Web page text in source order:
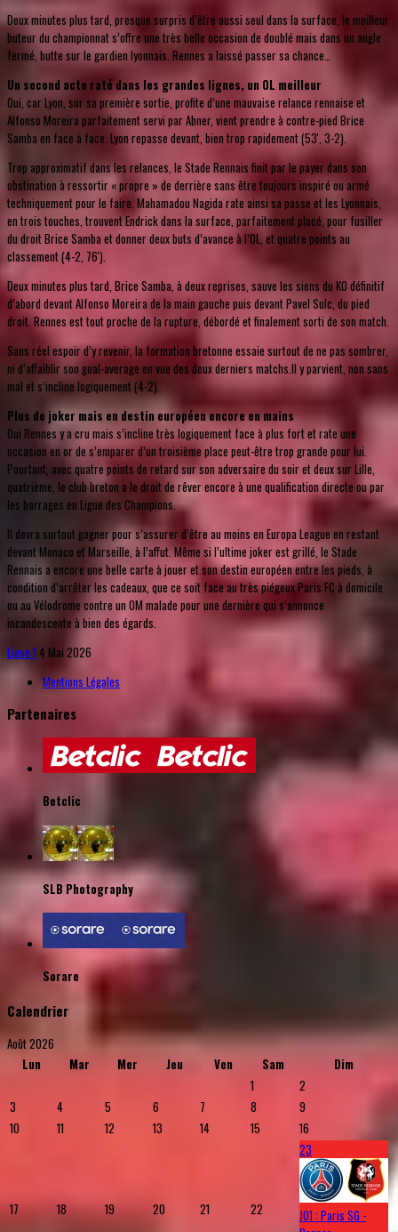
Deux minutes plus tard, presque surpris d’être aussi seul dans la surface, le meilleur
buteur du championnat s’offre une très belle occasion de doublé mais dans un angle
fermé, butte sur le gardien lyonnais. Rennes a laissé passer sa chance…
Un second acte raté dans les grandes lignes, un OL meilleur
Oui, car Lyon, sur sa première sortie, profite d’une mauvaise relance rennaise et
Alfonso Moreira parfaitement servi par Abner, vient prendre à contre-pied Brice
Samba en face à face. Lyon repasse devant, bien trop rapidement (53', 3-2).
Trop approximatif dans les relances, le Stade Rennais finit par le payer dans son
obstination à ressortir « propre » de derrière sans être toujours inspiré ou armé
techniquement pour le faire. Mahamadou Nagida rate ainsi sa passe et les Lyonnais,
en trois touches, trouvent Endrick dans la surface, parfaitement placé, pour fusiller
du droit Brice Samba et donner deux buts d’avance à l’OL, et quatre points au
classement (4-2, 76').
Deux minutes plus tard, Brice Samba, à deux reprises, sauve les siens du KO définitif
d’abord devant Alfonso Moreira de la main gauche puis devant Pavel Sulc, du pied
droit. Rennes est tout proche de la rupture, débordé et finalement sorti de son match.
Sans réel espoir d’y revenir, la formation bretonne essaie surtout de ne pas sombrer,
ni d’affaiblir son goal-average en vue des deux derniers matchs.Il y parvient, non sans
mal et s’incline logiquement (4-2).
Plus de joker mais en destin européen encore en mains
Oui Rennes y a cru mais s’incline très logiquement face à plus fort et rate une
occasion en or de s’emparer d’un troisième place peut-être trop grande pour lui.
Pourtant, avec quatre points de retard sur son adversaire du soir et deux sur Lille,
quatrième, le club breton a le droit de rêver encore à une qualification directe ou par
les barrages en Ligue des Champions.
Il devra surtout gagner pour s’assurer d’être au moins en Europa League en restant
devant Monaco et Marseille, à l’affut. Même si l’ultime joker est grillé, le Stade
Rennais a encore une belle carte à jouer et son destin européen entre les pieds, à
condition d’arrêter les cadeaux, que ce soit face au très piégeux Paris FC à domicile
ou au Vélodrome contre un OM malade pour une dernière qui s’annonce
incandescente à bien des égards.
Ligue 1 4 Mai 2026
Mentions Légales
Partenaires
Betclic
SLB Photography
Sorare
Calendrier
Août 2026
Lun
Mar Mer Jeu Ven Sam
Dim
1
2
3
4 5 6 7 8
9
10
11 12 13 14 15 16
17 18 19 20 21 22
23
J01 : Paris SG -